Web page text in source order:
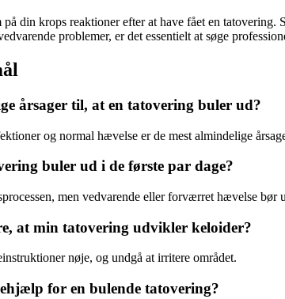
din krops reaktioner efter at have fået en
problemer, er det essentielt at søge
årsager til, at en tatovering buler ud?
og normal hævelse er de mest almindelige
buler ud i de første par dage?
men vedvarende eller forværret hævelse bør
at min tatovering udvikler keloider?
nøje, og undgå at irritere området.
for en bulende tatovering?